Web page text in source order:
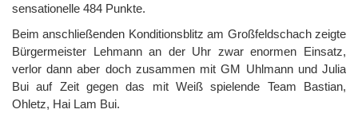
sensationelle 484 Punkte.
Beim anschließenden Konditionsblitz am Großfeldschach zeigte
Bürgermeister Lehmann an der Uhr zwar enormen Einsatz,
verlor dann aber doch zusammen mit GM Uhlmann und Julia
Bui auf Zeit gegen das mit Weiß spielende Team Bastian,
Ohletz, Hai Lam Bui.